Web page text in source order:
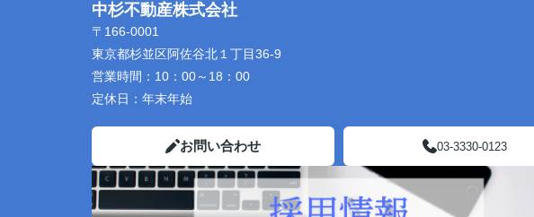
中杉不動産株式会社
〒166-0001
東京都杉並区阿佐谷北１丁目36-9
営業時間： 10：00～18：00
定休日： 年末年始
お問い合わせ 03-3330-0123